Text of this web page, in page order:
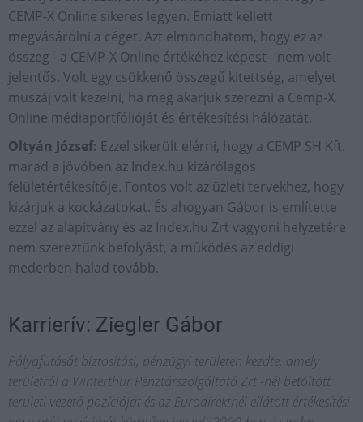
CEMP-X Online sikeres legyen. Emiatt kellett
megvásárolni a céget. Azt elmondhatom, hogy ez az
összeg - a CEMP-X Online értékéhez képest - nem volt
jelentős. Volt egy csökkenő összegű kitettség, amelyet
muszáj volt kezelni, ha meg akarjuk szerezni a Cemp-X
Online médiaportfólióját és értékesítési hálózatát.
Oltyán József: Ezzel sikerült elérni, hogy a CEMP SH Kft.
marad a jövőben az Index.hu kizárólagos
felületértékesítője. Fontos volt az üzleti tervekhez, hogy
kizárjuk a kockázatokat. És ahogyan Gábor is említette
ezzel az alapítvány és az Index.hu Zrt vagyoni helyzetére
nem szereztünk befolyást, a működés az eddigi
mederben halad tovább.
Karrierív: Ziegler Gábor
Pályafutását biztosítási, pénzügyi területen kezdte, amely
területről a Winterthur Pénztárszolgáltató Zrt.-nél betöltött
területi vezető pozícióját és az Eurodirektnél ellátott értékesítési